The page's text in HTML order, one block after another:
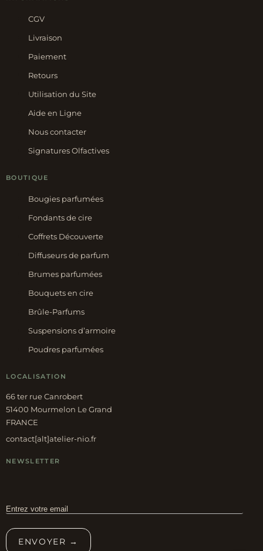
CGV
Livraison
Paiement
Retours
Utilisation du Site
Aide en Ligne
Nous contacter
Signatures Olfactives
BOUTIQUE
Bougies parfumées
Fondants de cire
Coffrets Découverte
Diffuseurs de parfum
Brumes parfumées
Bouquets en cire
Brûle-Parfums
Suspensions d’armoire
Poudres parfumées
LOCALISATION
66 ter rue Canrobert
51400 Mourmelon Le Grand
FRANCE
contact[alt]atelier-nio.fr
NEWSLETTER
ENVOYER →